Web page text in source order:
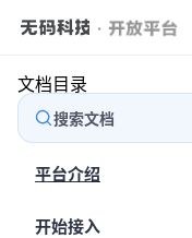
文档目录
搜索文档
平台介绍
开始接入